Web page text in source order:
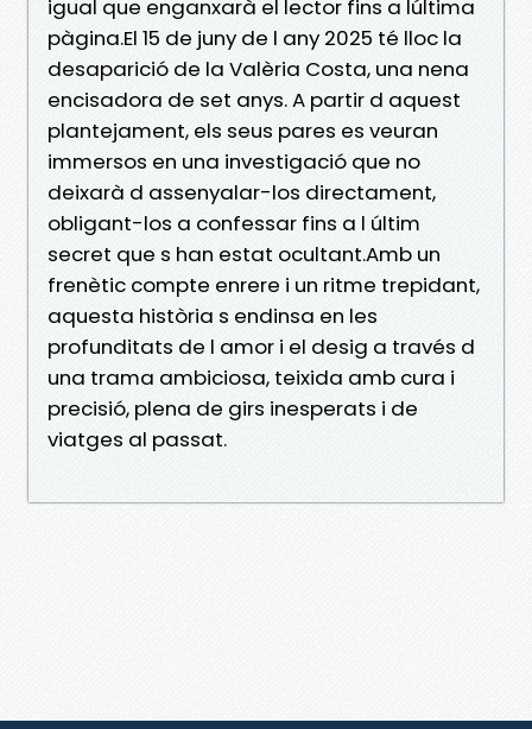
igual que enganxarà el lector fins a lúltima
pàgina.El 15 de juny de l any 2025 té lloc la
desaparició de la Valèria Costa, una nena
encisadora de set anys. A partir d aquest
plantejament, els seus pares es veuran
immersos en una investigació que no
deixarà d assenyalar-los directament,
obligant-los a confessar fins a l últim
secret que s han estat ocultant.Amb un
frenètic compte enrere i un ritme trepidant,
aquesta història s endinsa en les
profunditats de l amor i el desig a través d
una trama ambiciosa, teixida amb cura i
precisió, plena de girs inesperats i de
viatges al passat.